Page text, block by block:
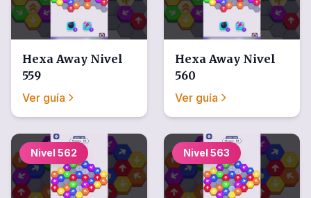
Hexa Away Nivel
559
Ver guía
Hexa Away Nivel
560
Ver guía
Nivel 562 Nivel 563